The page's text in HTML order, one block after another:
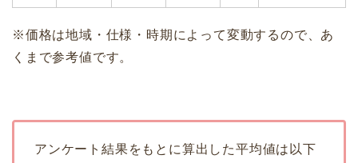
※価格は地域・仕様・時期によって変動するので、あ
くまで参考値です。
アンケート結果をもとに算出した平均値は以下